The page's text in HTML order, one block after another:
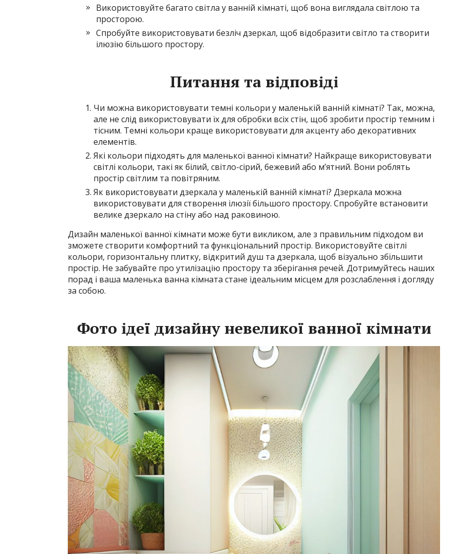
Використовуйте багато світла у ванній кімнаті, щоб вона виглядала світлою та
просторою.
Спробуйте використовувати безліч дзеркал, щоб відобразити світло та створити
ілюзію більшого простору.
Питання та відповіді
Чи можна використовувати темні кольори у маленькій ванній кімнаті? Так, можна,
але не слід використовувати їх для обробки всіх стін, щоб зробити простір темним і
тісним. Темні кольори краще використовувати для акценту або декоративних
елементів.
Які кольори підходять для маленької ванної кімнати? Найкраще використовувати
світлі кольори, такі як білий, світло-сірий, бежевий або м’ятний. Вони роблять
простір світлим та повітряним.
Як використовувати дзеркала у маленькій ванній кімнаті? Дзеркала можна
використовувати для створення ілюзії більшого простору. Спробуйте встановити
велике дзеркало на стіну або над раковиною.
Дизайн маленької ванної кімнати може бути викликом, але з правильним підходом ви
зможете створити комфортний та функціональний простір. Використовуйте світлі
кольори, горизонтальну плитку, відкритий душ та дзеркала, щоб візуально збільшити
простір. Не забувайте про утилізацію простору та зберігання речей. Дотримуйтесь наших
порад і ваша маленька ванна кімната стане ідеальним місцем для розслаблення і догляду
за собою.
Фото ідеї дизайну невеликої ванної кімнати